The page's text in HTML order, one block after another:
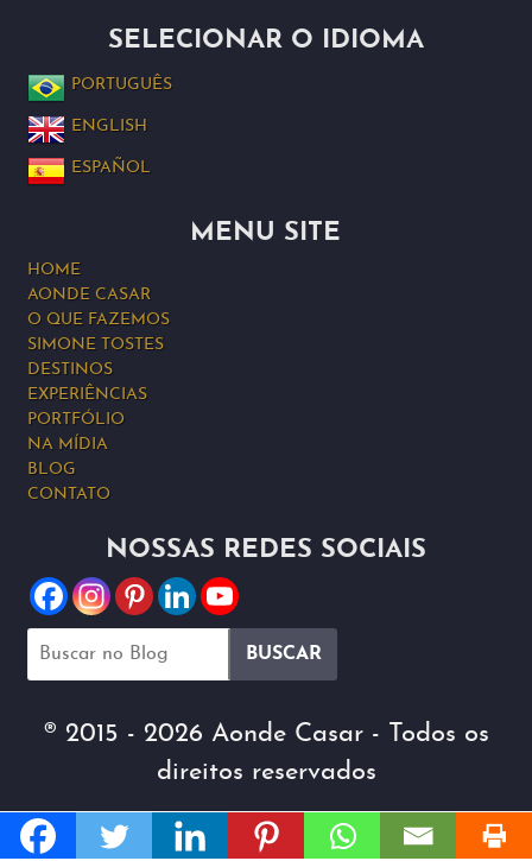
SELECIONAR O IDIOMA
PORTUGUÊS
ENGLISH
ESPAÑOL
MENU SITE
HOME
AONDE CASAR
O QUE FAZEMOS
SIMONE TOSTES
DESTINOS
EXPERIÊNCIAS
PORTFÓLIO
NA MÍDIA
BLOG
CONTATO
NOSSAS REDES SOCIAIS
® 2015 - 2026 Aonde Casar - Todos os
direitos reservados